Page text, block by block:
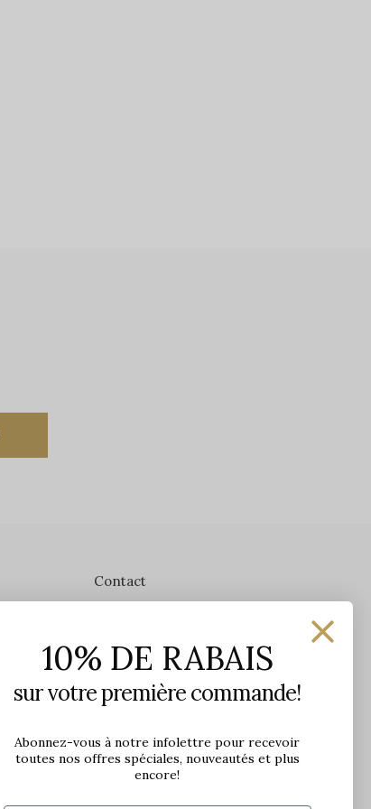
Contact
1650 avenue Jules-Verne, Local 103
G2G 2R1, Québec, Canada
Lundi: 9h - 17h
Mardi: 9h - 17h
Mercredi: 9h - 18h
Jeudi: 9h - 21h
10% DE RABAIS
sur votre première commande!
Abonnez-vous à notre infolettre pour recevoir
toutes nos offres spéciales, nouveautés et plus
encore!